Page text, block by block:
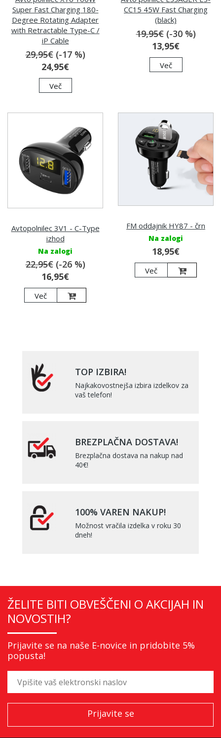
Super Fast Charging 180-
Degree Rotating Adapter
with Retractable Type-C /
iP Cable
29,95€(-17 %)
24,95€
Več
CC15 45W Fast Charging
(black)
19,95€(-30 %)
13,95€
Več
Avtopolnilec 3V1 - C-Type
izhod
Na zalogi
22,95€(-26 %)
16,95€
Več
FM oddajnik HY87 - črn
Na zalogi
18,95€
Več
TOP IZBIRA!
Najkakovostnejša izbira izdelkov za
vaš telefon!
BREZPLAČNA DOSTAVA!
Brezplačna dostava na nakup nad
40€!
100% VAREN NAKUP!
Možnost vračila izdelka v roku 30
dneh!
ŽELITE BITI OBVEŠČENI O AKCIJAH IN
NOVOSTIH?
Prijavite se na naše E-novice in pridobite 5%
popusta!